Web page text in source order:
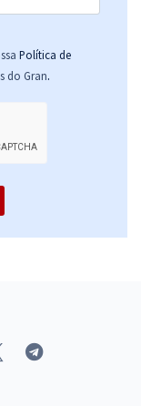
Política de
do Gran.